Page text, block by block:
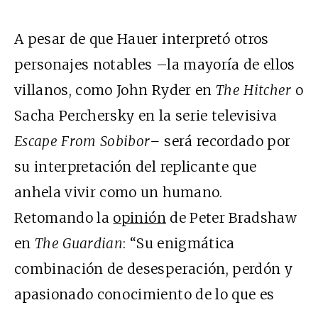
A pesar de que Hauer interpretó otros
personajes notables –la mayoría de ellos
villanos, como John Ryder en The Hitcher o
Sacha Perchersky en la serie televisiva
Escape From Sobibor– será recordado por
su interpretación del replicante que
anhela vivir como un humano.
Retomando la opiniónde Peter Bradshaw
enThe Guardian: “Su enigmática
combinación de desesperación, perdón y
apasionado conocimiento de lo que es